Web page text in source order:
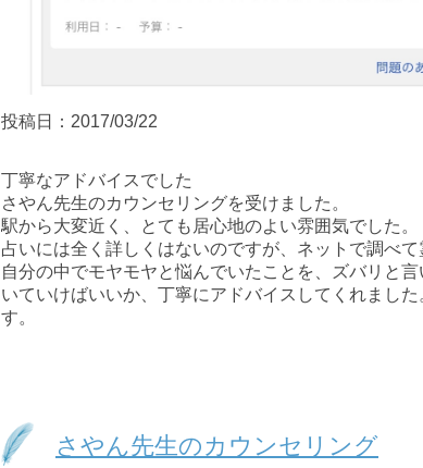
投稿日：2017/03/22
丁寧なアドバイスでした
さやん先生のカウンセリングを受けました。
駅から大変近く、とても居心地のよい雰囲気でした。
占いには全く詳しくはないのですが、ネットで調べ
自分の中でモヤモヤと悩んでいたことを、ズバリと
いていけばいいか、丁寧にアドバイスしてくれまし
す。
さやん先生のカウンセリング